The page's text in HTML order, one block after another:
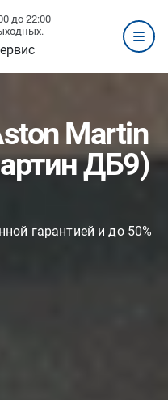
до 22:00
Martin
ДБ9)
гарантией и до 50%